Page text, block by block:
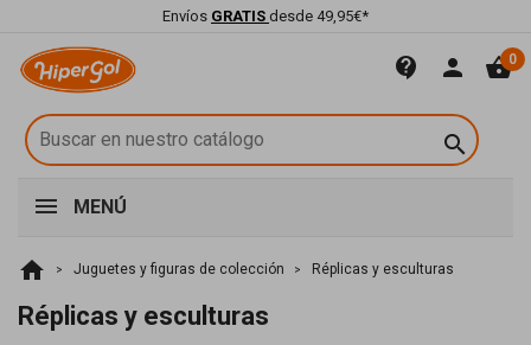
Envíos GRATIS desde 49,95€*
contact_support person shopping_basket0

MENÚ
home Juguetes y figuras de colección Réplicas y esculturas
Réplicas y esculturas